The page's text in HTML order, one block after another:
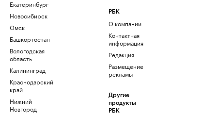
Екатеринбург
Новосибирск
Омск
Башкортостан
Вологодская
область
Калининград
Краснодарский
край
Нижний
Новгород
РБК
О компании
Контактная
информация
Редакция
Размещение
рекламы
Другие
продукты
РБК